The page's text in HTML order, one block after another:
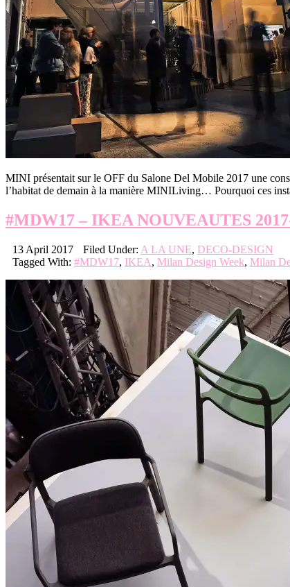
MINI présentait sur le OFF du Salone Del Mobile 2017 une
l’habitat de demain à la manière MINILiving… Pourquoi ces
#MDW17 – IKEA NOUVEAUTES
13 April 2017 Filed Under: A LA UNE, DECO-DESIGN
Tagged With: #MDW17, IKEA, Milan Design Week, Milan